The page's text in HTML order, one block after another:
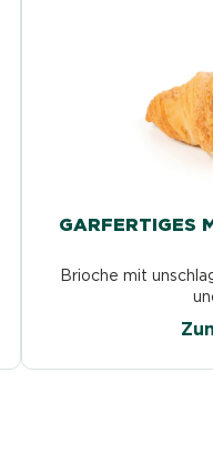
GARFERTIGES
Brioche mit